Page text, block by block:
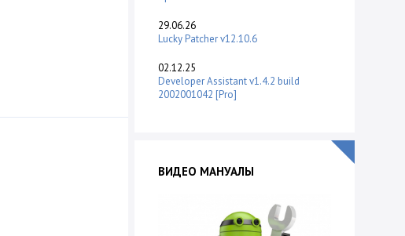
29.06.26
Lucky Patcher v12.10.6
02.12.25
Developer Assistant v1.4.2 build
2002001042 [Pro]
ВИДЕО МАНУАЛЫ